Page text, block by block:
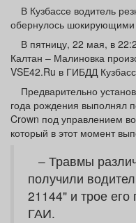
Афиша
ТВ программа Я -
В Кузбассе водитель
обернулось шокирующими
В пятницу, 22 мая, в
Калтан – Малиновка
VSE42.Ru в ГИБДД
Предварительно
года рождения выполнял
Crown под управлением
который в этот момент
– Травмы
получили
21144" и трое его
ГАИ.